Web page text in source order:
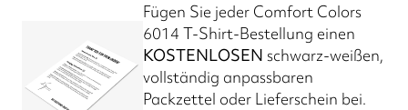
Fügen Sie jeder Comfort Colors
6014 T-Shirt-Bestellung einen
KOSTENLOSEN schwarz-weißen,
vollständig anpassbaren
Packzettel oder Lieferschein bei.